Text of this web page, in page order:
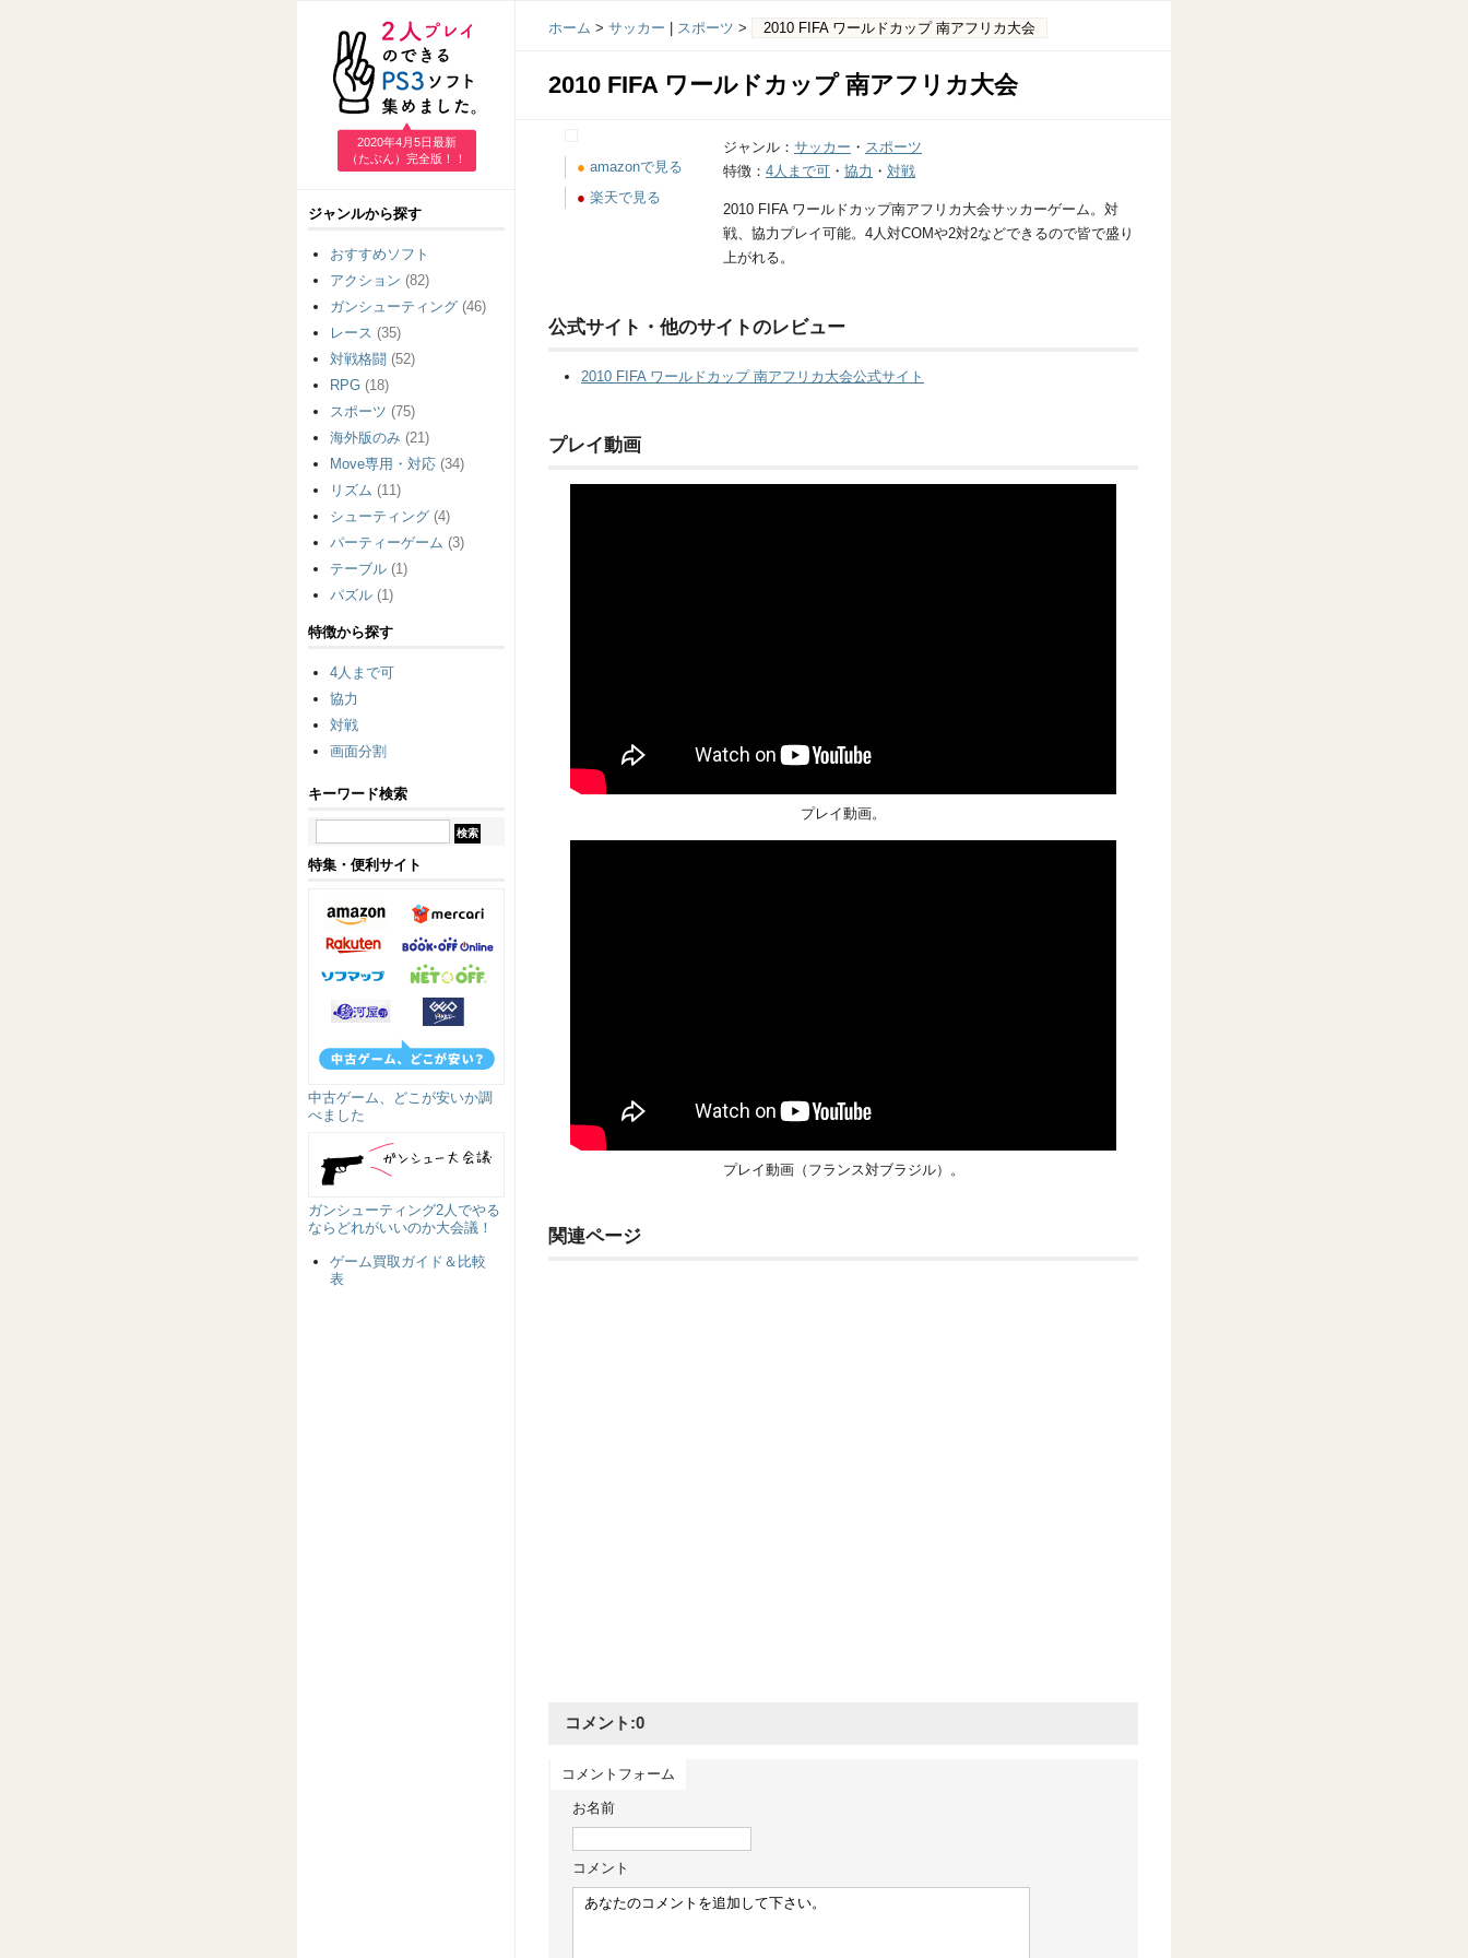
ホーム > サッカー スポーツ > 2010 FIFA ワールドカップ 南アフリカ大会
2010 FIFA ワールドカップ 南アフリカ大会
● amazonで見る
● 楽天で見る
ジャンル： サッカー ・ スポーツ
特徴： 4人まで可 ・ 協力 ・ 対戦
2010 FIFA ワールドカップ南アフリカ大会サッカーゲーム。対
戦、協力プレイ可能。4人対COMや2対2などできるので皆で盛り
上がれる。
公式サイト・他のサイトのレビュー
2010 FIFA ワールドカップ 南アフリカ大会公式サイト
プレイ動画
プレイ動画。
プレイ動画（フランス対ブラジル）。
関連ページ
コメント:0
コメントフォーム
お名前
コメント
2020年4月5日最新
（たぶん）完全版！！
ジャンルから探す
おすすめソフト
アクション (82)
ガンシューティング (46)
レース (35)
対戦格闘 (52)
RPG (18)
スポーツ (75)
海外版のみ (21)
Move専用・対応 (34)
リズム (11)
シューティング (4)
パーティーゲーム (3)
テーブル (1)
パズル (1)
特徴から探す
4人まで可
協力
対戦
画面分割
キーワード検索
特集・便利サイト
中古ゲーム、どこが安いか調
べました
ガンシューティング2人でやる
ならどれがいいのか大会議！
ゲーム買取ガイド＆比較
表